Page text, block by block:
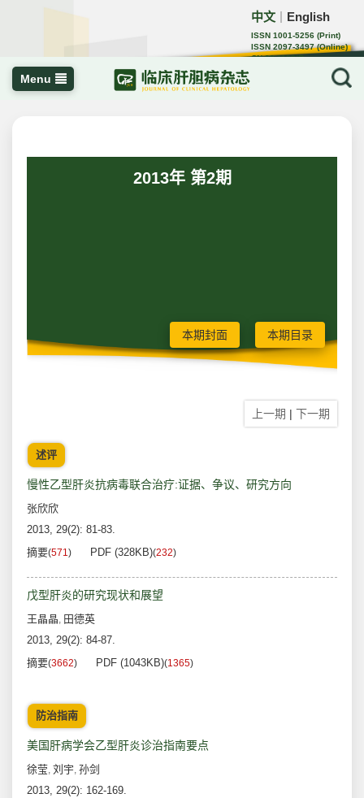
中文 English
ISSN 1001-5256 (Print)
ISSN 2097-3497 (Online)
CN 22-1108/R
Menu
2013年 第2期
本期封面 本期目录
上一期 | 下一期
述评
慢性乙型肝炎抗病毒联合治疗:证据、争议、研究方向
张欣欣
2013, 29(2): 81-83.
摘要(571) PDF (328KB)(232)
戊型肝炎的研究现状和展望
王晶晶, 田德英
2013, 29(2): 84-87.
摘要(3662) PDF (1043KB)(1365)
防治指南
美国肝病学会乙型肝炎诊治指南要点
徐莹, 刘宇, 孙剑
2013, 29(2): 162-169.